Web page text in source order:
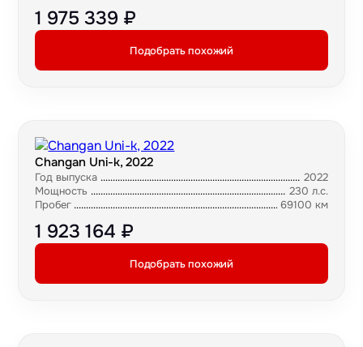
1 975 339 ₽
Подобрать похожий
Changan Uni-k, 2022
Год выпуска
2022
Мощность
230 л.с.
Пробег
69100 км
1 923 164 ₽
Подобрать похожий